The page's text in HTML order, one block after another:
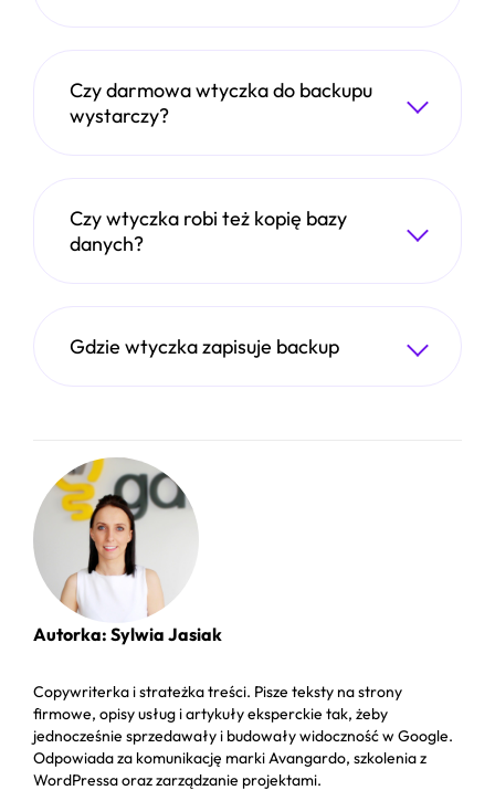
Czy darmowa wtyczka do backupu
wystarczy?
Czy wtyczka robi też kopię bazy
danych?
Gdzie wtyczka zapisuje backup
Autorka: Sylwia Jasiak
Copywriterka i strateżka treści. Pisze teksty na strony
firmowe, opisy usług i artykuły eksperckie tak, żeby
jednocześnie sprzedawały i budowały widoczność w Google.
Odpowiada za komunikację marki Avangardo, szkolenia z
WordPressa oraz zarządzanie projektami.